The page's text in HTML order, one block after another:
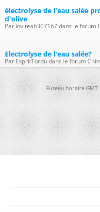
électrolyse de l'eau salée
d'olive
Par inviteab3071b7 dans le forum
Electrolyse de l'eau salée?
Par EspritTordu dans le forum
Fuseau horaire